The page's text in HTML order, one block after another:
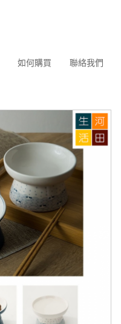
如何購買 聯絡我們